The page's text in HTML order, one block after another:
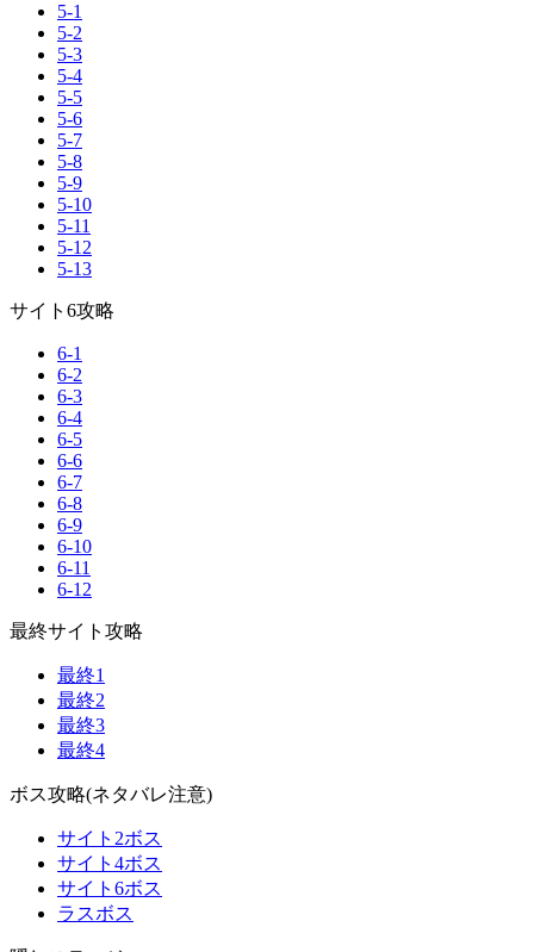
5-1
5-2
5-3
5-4
5-5
5-6
5-7
5-8
5-9
5-10
5-11
5-12
5-13
サイト6攻略
6-1
6-2
6-3
6-4
6-5
6-6
6-7
6-8
6-9
6-10
6-11
6-12
最終サイト攻略
最終1
最終2
最終3
最終4
ボス攻略(ネタバレ注意)
サイト2ボス
サイト4ボス
サイト6ボス
ラスボス